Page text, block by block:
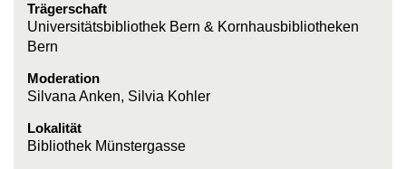
Trägerschaft
Universitätsbibliothek Bern & Kornhausbibliotheken
Bern
Moderation
Silvana Anken, Silvia Kohler
Lokalität
Bibliothek Münstergasse